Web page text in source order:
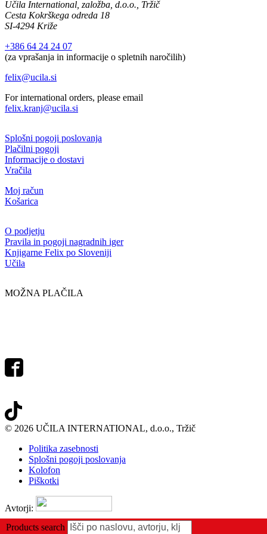
Products search
Učila International, založba, d.o.o., Tržič
Cesta Kokrškega odreda 18
SI-4294 Križe
+386 64 24 24 07
(za vprašanja in informacije o spletnih naročilih)
felix@ucila.si
For international orders, please email
felix.kranj@ucila.si
Splošni pogoji poslovanja
Plačilni pogoji
Informacije o dostavi
Vračila
Moj račun
Košarica
O podjetju
Pravila in pogoji nagradnih iger
Knjigarne Felix po Sloveniji
Učila
MOŽNA PLAČILA
© 2026 UČILA INTERNATIONAL, d.o.o., Tržič
Politika zasebnosti
Splošni pogoji poslovanja
Kolofon
Piškotki
Avtorji: